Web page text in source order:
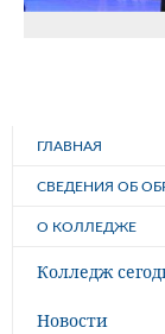
ГЛАВНАЯ
СВЕДЕНИЯ ОБ
О КОЛЛЕДЖЕ
Колледж
Новости